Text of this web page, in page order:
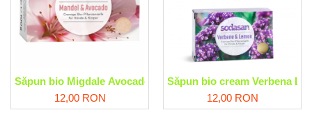
Săpun bio Migdale Avocado Sodasan
12,00 RON
Săpun bio cream Verbena
12,00 RON